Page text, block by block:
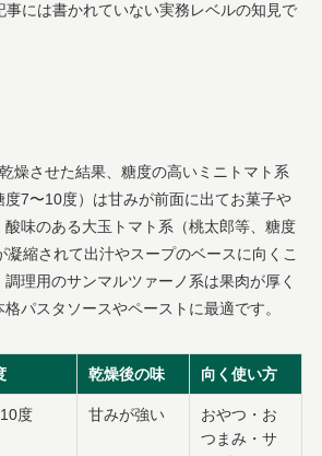
事には書かれていない実務レベルの知見で
燥させた結果、糖度の高いミニトマト系
度7〜10度）は甘みが前面に出てお菓子や
味のある大玉トマト系（桃太郎等、糖度
縮されて出汁やスープのベースに向くこ
理用のサンマルツァーノ系は果肉が厚く
パスタソースやペーストに最適です。
乾燥後の味 向く使い方
度 甘みが強い
おやつ・お
つまみ・サ